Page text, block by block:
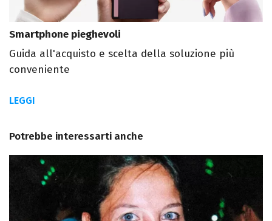
Smartphone pieghevoli
Guida all'acquisto e scelta della soluzione più
conveniente
LEGGI
Potrebbe interessarti anche